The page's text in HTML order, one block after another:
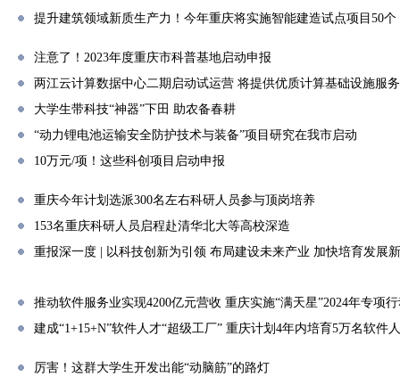
提升建筑领域新质生产力！今年重庆将实施智能建造试点项目50个
注意了！2023年度重庆市科普基地启动申报
两江云计算数据中心二期启动试运营 将提供优质计算基础设施服务
大学生带科技“神器”下田 助农备春耕
“动力锂电池运输安全防护技术与装备”项目研究在我市启动
10万元/项！这些科创项目启动申报
重庆今年计划选派300名左右科研人员参与顶岗培养
153名重庆科研人员启程赴清华北大等高校深造
重报深一度 | 以科技创新为引领 布局建设未来产业 加快培育发展
推动软件服务业实现4200亿元营收 重庆实施“满天星”2024年专项
建成“1+15+N”软件人才“超级工厂” 重庆计划4年内培育5万名软件
厉害！这群大学生开发出能“动脑筋”的路灯